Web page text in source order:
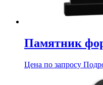
Памятник
Цена по запросу